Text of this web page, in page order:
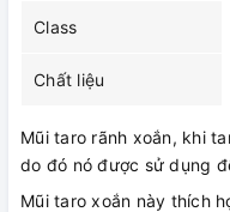
Class
Chất liệu
Mũi taro rãnh xoắn, khi
do đó nó được sử dụng
Mũi taro xoắn này thích